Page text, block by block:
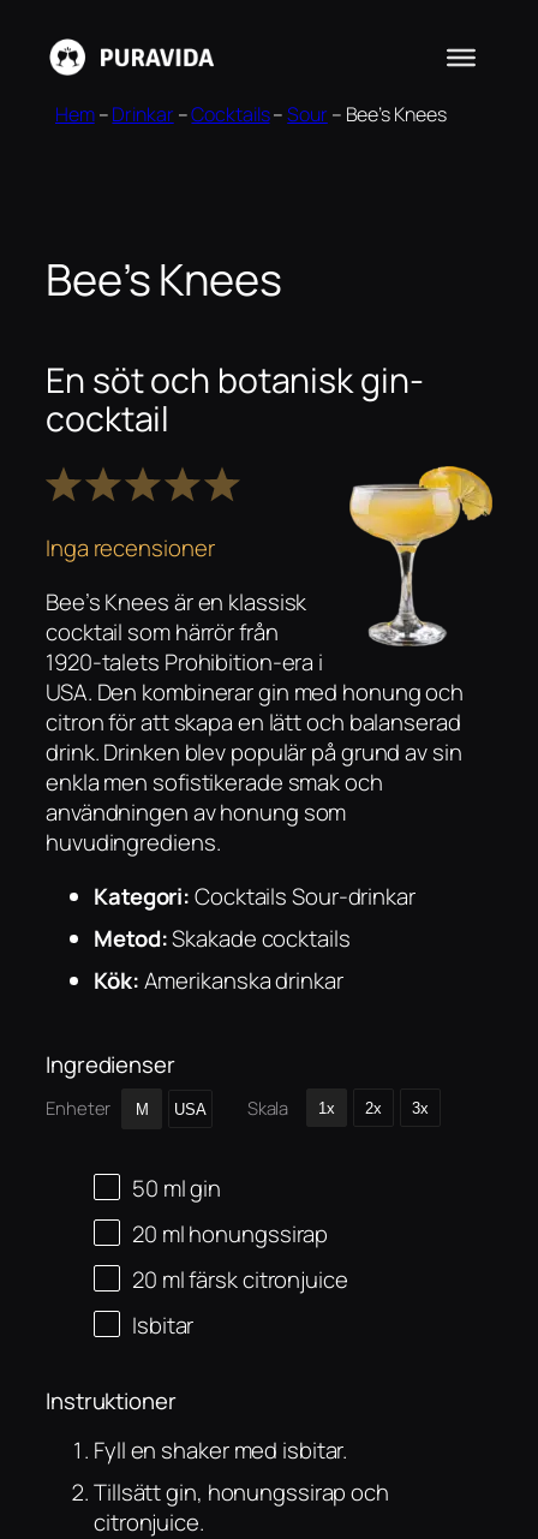
innehåll
Hem–Drinkar–Cocktails–Sour– Bee’s Knees
Bee’s Knees
En söt och botanisk gin-
cocktail
5
4
Stjärnor
3
Stjärnor
2
Stjärnor
1
Stjärna
Inga recensioner
Bee’s Knees är en klassisk
cocktail som härrör från
1920-talets Prohibition-era i
USA. Den kombinerar gin med honung och
citron för att skapa en lätt och balanserad
drink. Drinken blev populär på grund av sin
enkla men sofistikerade smak och
användningen av honung som
huvudingrediens.
Kategori:Cocktails Sour-drinkar
Metod:Skakade cocktails
Kök:Amerikanska drinkar
Ingredienser
Enheter M USA Skala 1x 2x 3x
50 mlgin
20 mlhonungssirap
20 mlfärsk citronjuice
Isbitar
Instruktioner
Fyll en shaker med isbitar.
Tillsätt gin, honungssirap och
citronjuice.